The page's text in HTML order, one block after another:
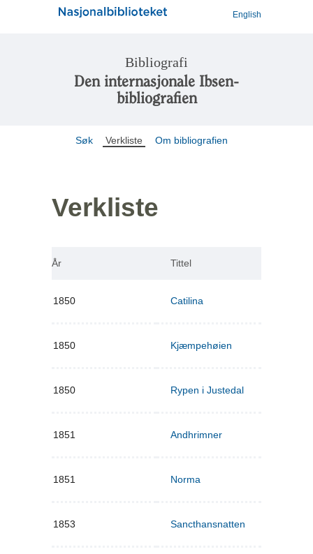
English
Bibliografi
Den internasjonale Ibsen-
bibliografien
Søk Verkliste Om bibliografien
Verkliste
År Tittel
1850 Catilina
1850 Kjæmpehøien
1850 Rypen i Justedal
1851 Andhrimner
1851 Norma
1853 Sancthansnatten